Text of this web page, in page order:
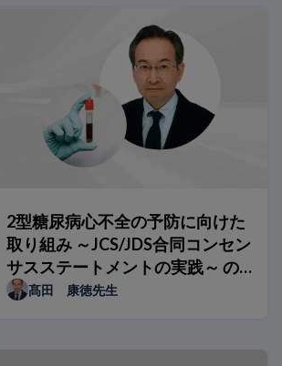
2型糖尿病心不全の予防に向けた
取り組み ～JCS/JDS合同コンセン
サスステートメントの実践～ の
ために～
髙田 康徳先生